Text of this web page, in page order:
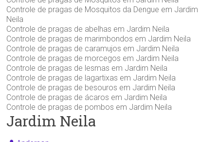
Controle de pragas de Mosquitos da Dengue em Jardim
Neila
Controle de pragas de abelhas em Jardim Neila
Controle de pragas de marimbondos em Jardim Neila
Controle de pragas de caramujos em Jardim Neila
Controle de pragas de morcegos em Jardim Neila
Controle de pragas de lesmas em Jardim Neila
Controle de pragas de lagartixas em Jardim Neila
Controle de pragas de besouros em Jardim Neila
Controle de pragas de ácaros em Jardim Neila
Controle de pragas de pombos em Jardim Neila
Jardim Neila